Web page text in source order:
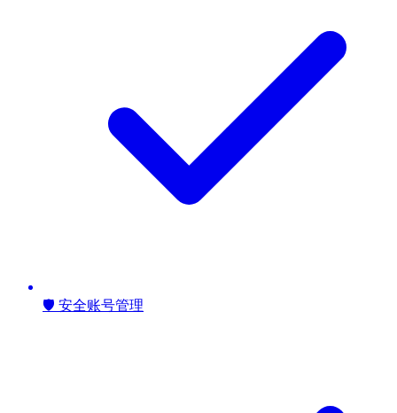
🛡️ 安全账号管理